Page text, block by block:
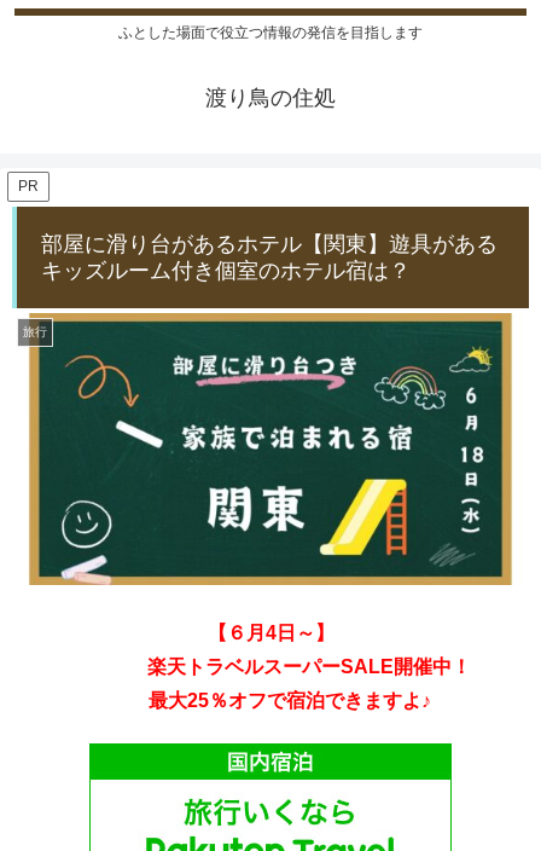
ふとした場面で役立つ情報の発信を目指します
渡り鳥の住処
PR
部屋に滑り台があるホテル【関東】遊具がある
キッズルーム付き個室のホテル宿は？
旅行
【６ 月4日～】
楽天トラベルスーパーSALE開催中！
最大25％オフで宿泊できますよ♪